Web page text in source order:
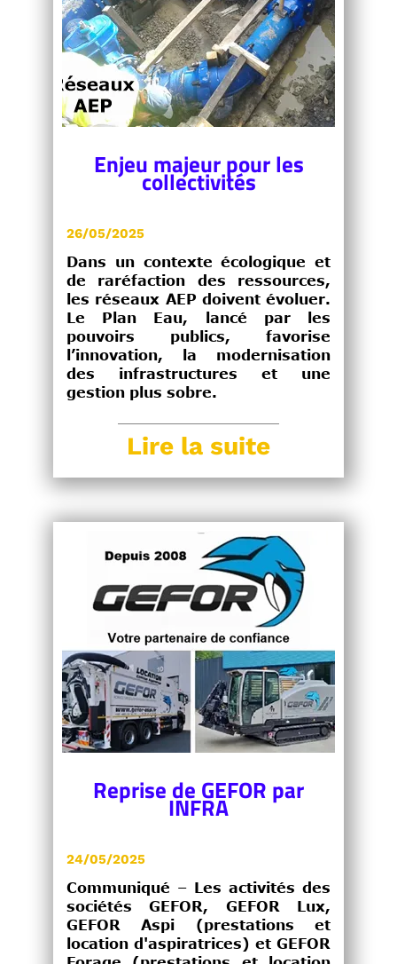
Enjeu majeur pour les
collectivités
26/05/2025
Dans un contexte écologique et
de raréfaction des ressources,
les réseaux AEP doivent évoluer.
Le Plan Eau, lancé par les
pouvoirs publics, favorise
l’innovation, la modernisation
des infrastructures et une
gestion plus sobre.
Lire la suite
Reprise de GEFOR par
INFRA
24/05/2025
Communiqué – Les activités des
sociétés GEFOR, GEFOR Lux,
GEFOR Aspi (prestations et
location d'aspiratrices) et GEFOR